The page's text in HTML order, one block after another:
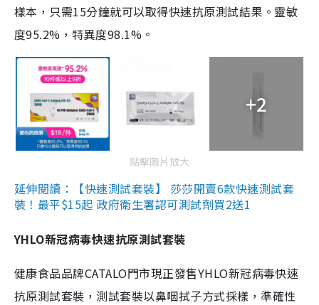
樣本，只需15分鐘就可以取得快速抗原測試結果。靈敏
度95.2%，特異度98.1%。
+2
點擊圖片放大
延伸閱讀：【快速測試套裝】 莎莎開賣6款快速測試套
裝！最平$15起 政府衛生署認可測試劑買2送1
YHLO新冠病毒快速抗原測試套裝
健康食品品牌CATALO門市現正發售YHLO新冠病毒快速
抗原測試套裝，測試套裝以鼻咽拭子方式採樣，準確性